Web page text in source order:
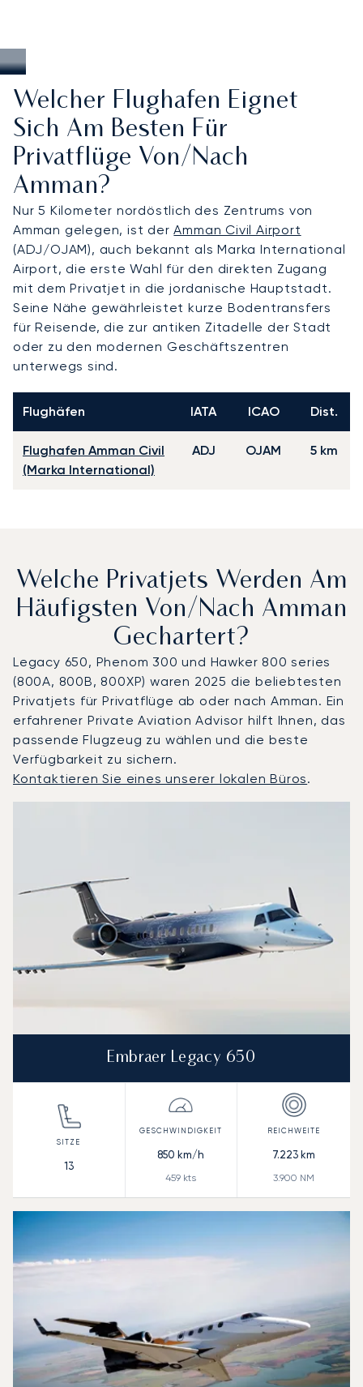
Welcher Flughafen Eignet
Sich Am Besten Für
Privatflüge Von/nach
Amman?
Nur 5 Kilometer nordöstlich des Zentrums von
Amman gelegen, ist derAmman Civil Airport
(ADJ/OJAM), auch bekannt als Marka International
Airport, die erste Wahl für den direkten Zugang
mit dem Privatjet in die jordanische Hauptstadt.
Seine Nähe gewährleistet kurze Bodentransfers
für Reisende, die zur antiken Zitadelle der Stadt
oder zu den modernen Geschäftszentren
unterwegs sind.
Flughäfen IATA ICAO Dist.
Flughafen Amman Civil
(Marka International)
ADJ OJAM 5 km
Welche Privatjets Werden Am
Häufigsten Von/nach Amman
Gechartert?
Legacy 650, Phenom 300 und Hawker 800 series
(800A, 800B, 800XP) waren 2025 die beliebtesten
Privatjets für Privatflüge ab oder nach Amman. Ein
erfahrener Private Aviation Advisor hilft Ihnen, das
passende Flugzeug zu wählen und die beste
Verfügbarkeit zu sichern.
Kontaktieren Sie eines unserer lokalen Büros.
Embraer Legacy 650
13
850 km/h
459 kts
7.223 km
3.900 NM